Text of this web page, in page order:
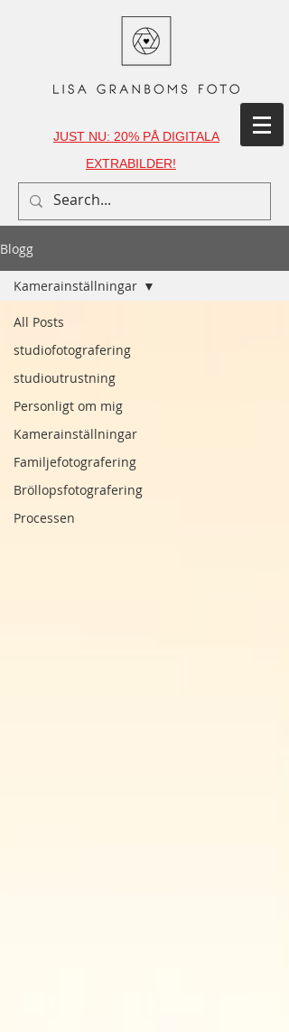
JUST NU: 20% PÅ DIGITALA
EXTRABILDER!
Blogg
All Posts
studiofotografering
studioutrustning
Personligt om mig
Kamerainställningar
Familjefotografering
Bröllopsfotografering
Processen
Kamerainställningar